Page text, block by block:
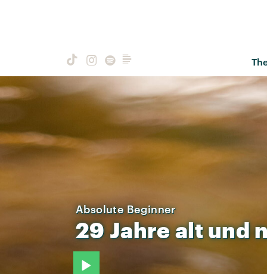
Absolute Beginner
29Jahrealtund